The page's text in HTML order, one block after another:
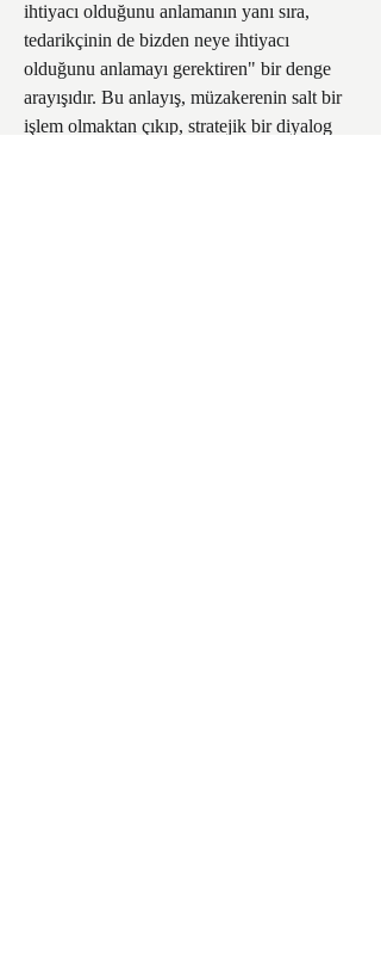
ihtiyacı olduğunu anlamanın yanı sıra,
tedarikçinin de bizden neye ihtiyacı
olduğunu anlamayı gerektiren" bir denge
arayışıdır. Bu anlayış, müzakerenin salt bir
işlem olmaktan çıkıp, stratejik bir diyalog